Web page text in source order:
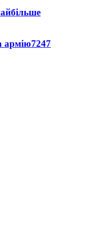
армію7247